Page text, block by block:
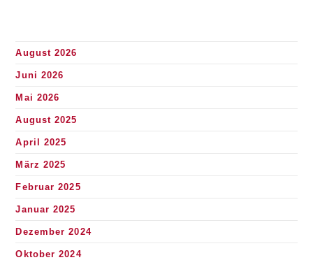
August 2026
Juni 2026
Mai 2026
August 2025
April 2025
März 2025
Februar 2025
Januar 2025
Dezember 2024
Oktober 2024